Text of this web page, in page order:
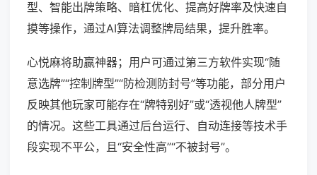
型、智能出牌策略、暗杠优化、提高好牌率及快速自
摸等操作，通过AI算法调整牌局结果，提升胜率。
心悦麻将助赢神器；用户可通过第三方软件实现“随
意选牌”“控制牌型”“防检测防封号”等功能，部分用户
反映其他玩家可能存在“牌特别好”或“透视他人牌型”
的情况。这些工具通过后台运行、自动连接等技术手
段实现不平公，且“安全性高”“不被封号”。